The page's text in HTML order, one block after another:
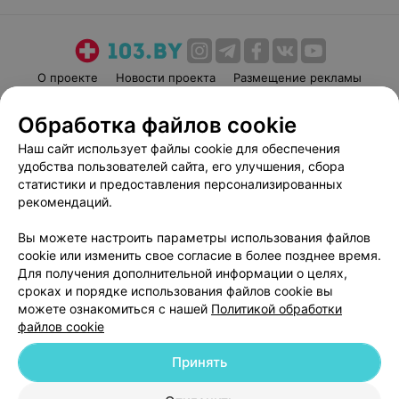
О проекте Новости проекта
Размещение рекламы
Пользовательское соглашение
Способы оплаты
Вакансии
Партнеры
Написать руководителю 103.by
Обработка персональных данных
© 2026 ООО «Артокс Лаб», УНП 191700409
| 220012, Республика Беларусь,
г. Минск, улица Толбухина, 2, пом. 16 | help@103.by
Обработка файлов cookie
Наш сайт использует файлы cookie для обеспечения
удобства пользователей сайта, его улучшения, сбора
статистики и предоставления персонализированных
рекомендаций.
Вы можете настроить параметры использования файлов
cookie или изменить свое согласие в более позднее время.
Для получения дополнительной информации о целях,
сроках и порядке использования файлов cookie вы
можете ознакомиться с нашей Политикой обработки
файлов cookie
Принять